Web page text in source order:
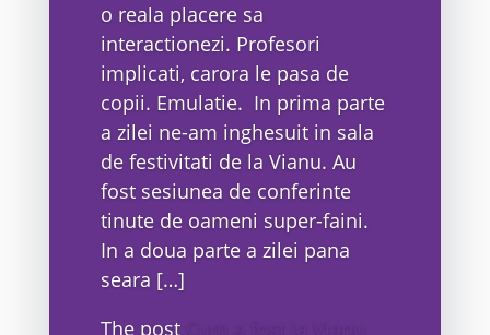
o reala placere sa
interactionezi. Profesori
implicati, carora le pasa de
copii. Emulatie. In prima parte
a zilei ne-am inghesuit in sala
de festivitati de la Vianu. Au
fost sesiunea de conferinte
tinute de oameni super-faini.
In a doua parte a zilei pana
seara […]
The post